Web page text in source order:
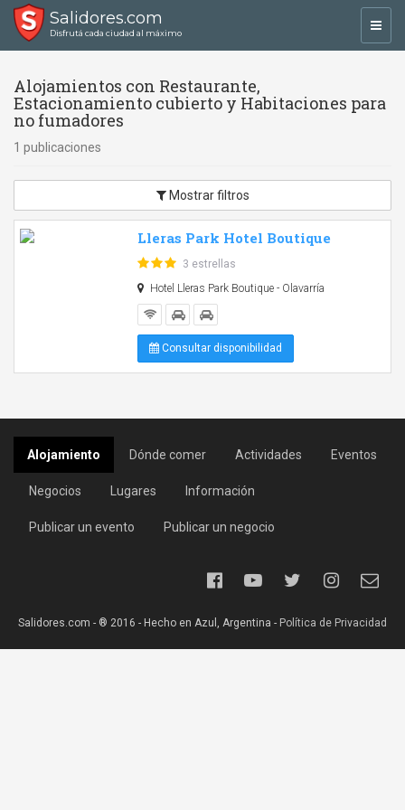
Salidores.com
Disfrutá cada ciudad al máximo
Alojamientos con Restaurante,
Estacionamiento cubierto y Habitaciones para
no fumadores
1 publicaciones
Mostrar filtros
Lleras Park Hotel Boutique
3 estrellas
Hotel Lleras Park Boutique - Olavarría
Consultar disponibilidad
Alojamiento Dónde comer Actividades Eventos
Negocios Lugares Información
Publicar un evento Publicar un negocio
Salidores.com - ® 2016 - Hecho en Azul, Argentina - Política de Privacidad